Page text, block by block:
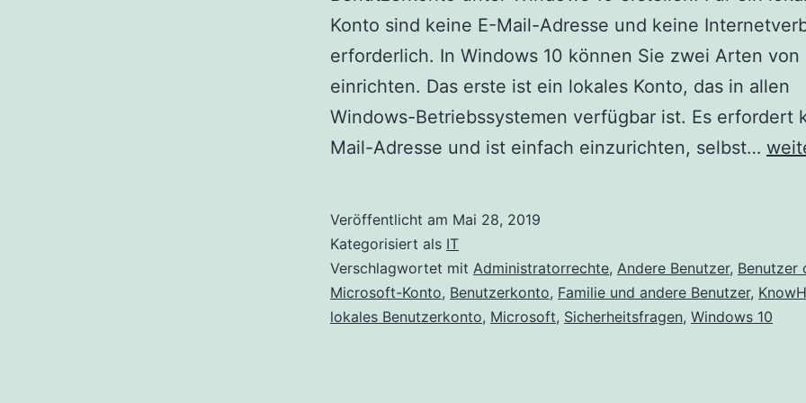
Konto sind keine E-Mail-Adresse und keine
erforderlich. In Windows 10 können Sie zwei Arten von
einrichten. Das erste ist ein lokales Konto, das in allen
Windows-Betriebssystemen verfügbar ist. Es erfordert
Mail-Adresse und ist einfach einzurichten, selbst…
10
Veröffentlicht am Mai 28, 2019
Kategorisiert als IT
Verschlagwortet mit Administratorrechte, Andere Benutzer, Benutzer
Microsoft-Konto, Benutzerkonto, Familie und andere Benutzer,
lokales Benutzerkonto, Microsoft, Sicherheitsfragen, Windows 10